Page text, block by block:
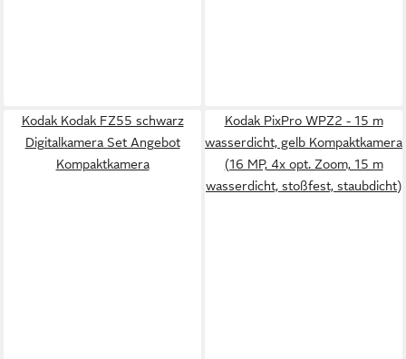
Kodak Kodak FZ55 schwarz
Digitalkamera Set Angebot
Kompaktkamera
Kodak PixPro WPZ2 - 15 m
wasserdicht, gelb Kompaktkamera
(16 MP, 4x opt. Zoom, 15 m
wasserdicht, stoßfest, staubdicht)